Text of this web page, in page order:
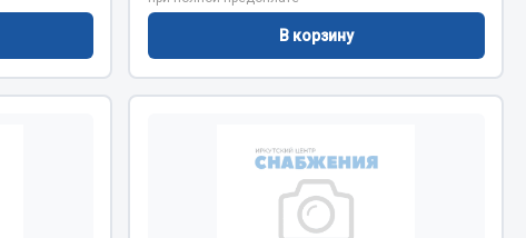
Agat auto
Показать ещё
В корзину